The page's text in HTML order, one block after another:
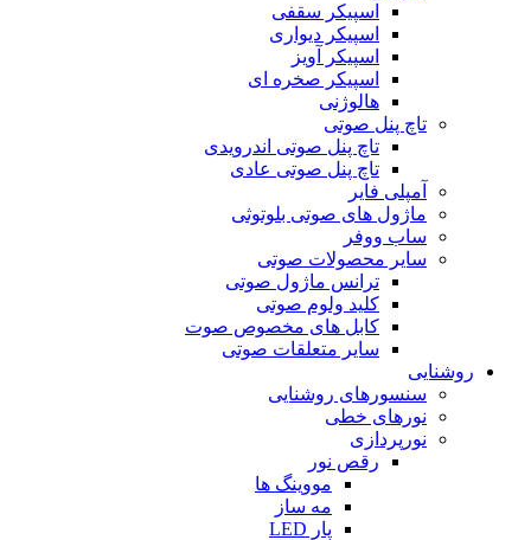
اسپیکر سقفی
اسپیکر دیواری
اسپیکر آویز
اسپیکر صخره ای
هالوژنی
تاچ پنل صوتی
تاچ پنل صوتی اندرویدی
تاچ پنل صوتی عادی
آمپلی فایر
ماژول های صوتی بلوتوثی
ساب ووفر
سایر محصولات صوتی
ترانس ماژول صوتی
کلید ولوم صوتی
کابل های مخصوص صوت
سایر متعلقات صوتی
روشنایی
سنسورهای روشنایی
نورهای خطی
نورپردازی
رقص نور
مووینگ ها
مه ساز
پار LED